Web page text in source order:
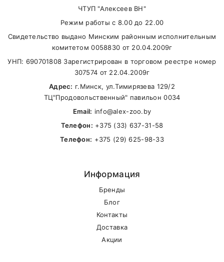
Самовывоз
В другие города Беларуси
ЧТУП "Алексеев ВН"
Режим работы с 8.00 до 22.00
Свидетельство выдано Минским районным исполнительным
комитетом 0058830 от 20.04.2009г
УНП: 690701808 Зарегистрирован в торговом реестре номер
307574 от 22.04.2009г
Адрес: г.Минск, ул.Тимирязева 129/2
ТЦ"Продовольственный" павильон 0034
Email: info@alex-zoo.by
Телефон: +375 (33) 637-31-58
Телефон: +375 (29) 625-98-33
Информация
Бренды
Блог
Контакты
Доставка
Акции